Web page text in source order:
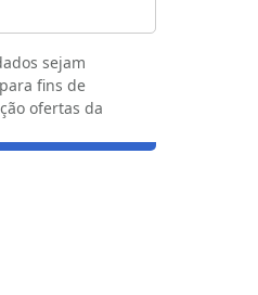
sejam
fins de
ofertas da